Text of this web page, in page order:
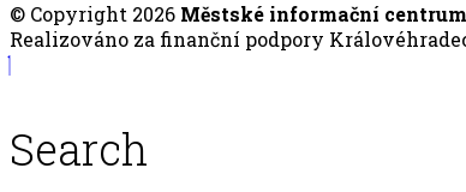
© Copyright 2026 Městské informační
Realizováno za finanční podpory
Search